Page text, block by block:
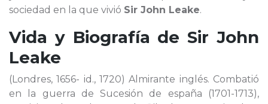
sociedad en la que vivió Sir John Leake.
Vida y Biografía deSir John
Leake
(Londres, 1656- id., 1720) Almirante inglés. Combatió
en la guerra de Sucesión de españa (1701-1713),